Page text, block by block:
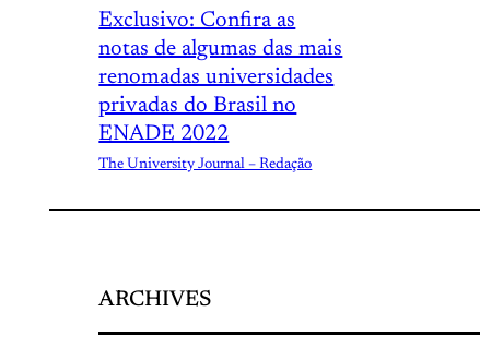
Exclusivo: Confira as
notas de algumas das mais
renomadas universidades
privadas do Brasil no
ENADE 2022
The University Journal – Redação
ARCHIVES